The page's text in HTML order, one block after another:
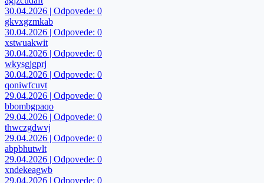
30.04.2026 | Odpovede: 0
gkvxgzmkab
30.04.2026 | Odpovede: 0
xstwuakwit
30.04.2026 | Odpovede: 0
wkysgjgprj
30.04.2026 | Odpovede: 0
qoniwfcuvt
29.04.2026 | Odpovede: 0
bbombgpaqo
29.04.2026 | Odpovede: 0
thwczgdwvj
29.04.2026 | Odpovede: 0
abpbhutwlt
29.04.2026 | Odpovede: 0
xndekeagwb
29.04.2026 | Odpovede: 0